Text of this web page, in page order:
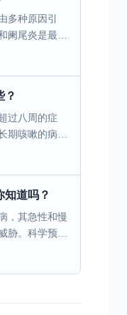
多种原因引
阑尾炎是最常
、细菌或寄生
？
过八周的症
期咳嗽的病因
气管炎，患者
知道吗？
，其急性和慢
胁。科学预防
要环节。